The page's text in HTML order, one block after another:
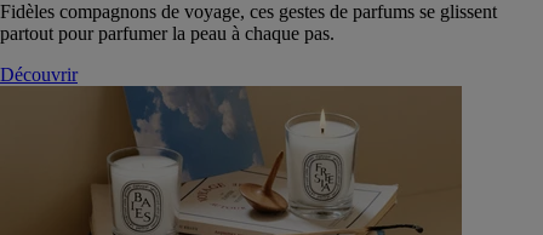
Fidèles compagnons de voyage, ces gestes de parfums se glissent
partout pour parfumer la peau à chaque pas.
Découvrir